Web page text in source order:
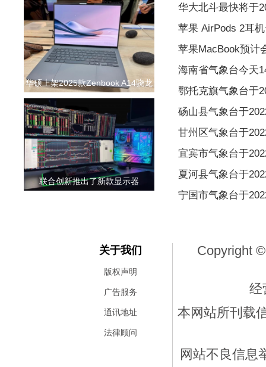
华硕上架2025款Zenbook A14骁龙
联合创新推出了新款显示器
华大北斗最快将于
苹果 AirPods 2耳
苹果MacBook预计
海南省气象台今天
鄂托克旗气象台于
砀山县气象台于
甘州区气象台于
宜宾市气象台于
夏河县气象台于
宁国市气象台于
关于我们
版权声明
广告服务
通讯地址
法律顾问
Copyright
经
本网站所刊载
网站不良信息